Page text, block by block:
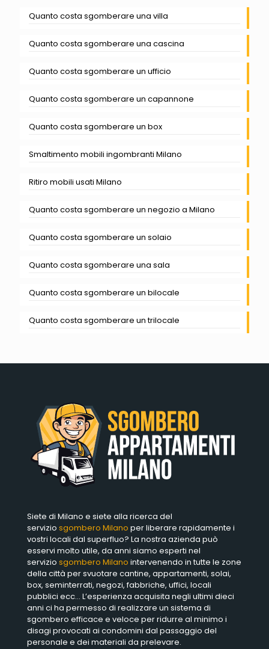
Quanto costa sgomberare una villa
Quanto costa sgomberare una cascina
Quanto costa sgomberare un ufficio
Quanto costa sgomberare un capannone
Quanto costa sgomberare un box
Smaltimento mobili ingombranti Milano
Ritiro mobili usati Milano
Quanto costa sgomberare un negozio a Milano
Quanto costa sgomberare un solaio
Quanto costa sgomberare una sala
Quanto costa sgomberare un bilocale
Quanto costa sgomberare un trilocale
Siete di Milano e siete alla ricerca del
servizio sgombero Milano per liberare rapidamente i
vostri locali dal superfluo? La nostra azienda può
esservi molto utile, da anni siamo esperti nel
servizio sgombero Milano intervenendo in tutte le zone
della città per svuotare cantine, appartamenti, solai,
box, seminterrati, negozi, fabbriche, uffici, locali
pubblici ecc… L’esperienza acquisita negli ultimi dieci
anni ci ha permesso di realizzare un sistema di
sgombero efficace e veloce per ridurre al minimo i
disagi provocati ai condomini dal passaggio del
personale e dei materiali da prelevare.